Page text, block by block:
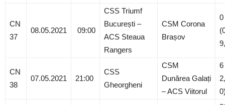
CN
37
08.05.2021 09:00
CSS Triumf
București –
ACS Steaua
Rangers
CSM Corona
Brașov
0
CN
38
07.05.2021 21:00
CSS
Gheorgheni
CSM
Dunărea Galați
– ACS Viitorul
6